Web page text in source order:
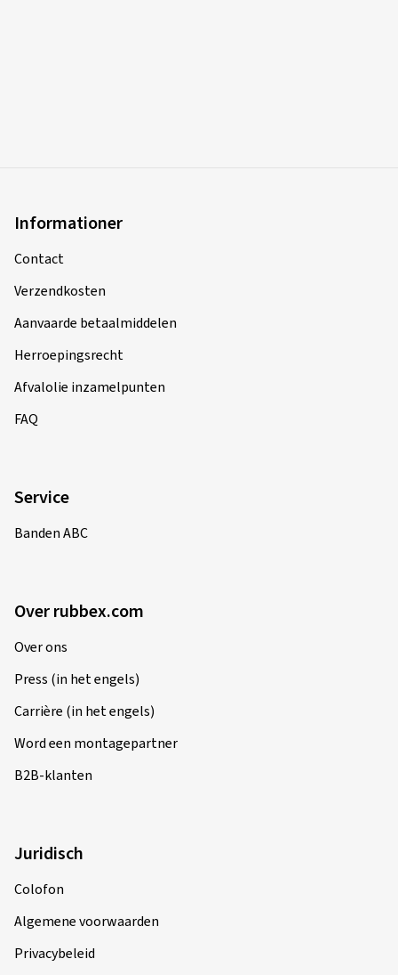
Informationer
Contact
Verzendkosten
Aanvaarde betaalmiddelen
Herroepingsrecht
Afvalolie inzamelpunten
FAQ
Service
Banden ABC
Over rubbex.com
Over ons
Press (in het engels)
Carrière (in het engels)
Word een montagepartner
B2B-klanten
Juridisch
Colofon
Algemene voorwaarden
Privacybeleid